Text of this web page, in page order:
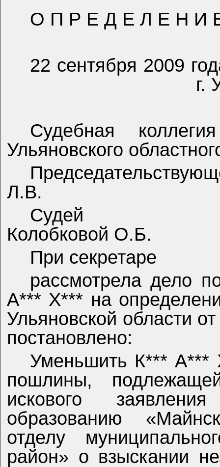
О П Р Е Д Е Л Е Н И
22 сентября 2009
г.
Судебная
Ульяновского
Л.В.
Судей
Колобковой О.Б.
При секретаре
рассмотрела дело
А*** Х*** на
Ульяновской области
постановлено:
Уменьшить К*** А***
пошлины,
искового заявления
образованию
отделу
район» о взыскании